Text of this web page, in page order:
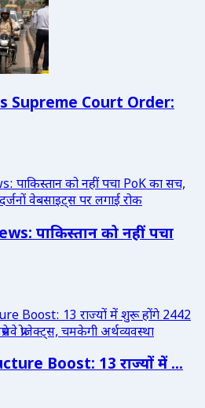
Supreme Court Order:
पाकिस्तान को नहीं पचा
Boost: 13 राज्यों में ...